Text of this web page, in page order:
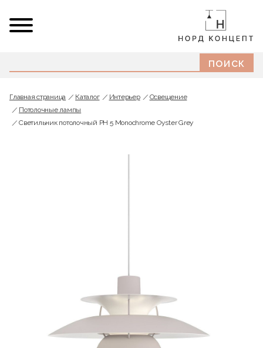
Главная страница Каталог Интерьер
Освещение
Потолочные лампы
Светильник потолочный PH 5 Monochrome Oyster Grey